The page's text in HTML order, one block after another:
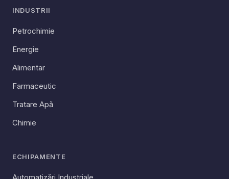
INDUSTRII
Petrochimie
Energie
Alimentar
Farmaceutic
Tratare Apă
Chimie
ECHIPAMENTE